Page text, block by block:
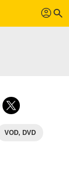
profil search
VOD, DVD